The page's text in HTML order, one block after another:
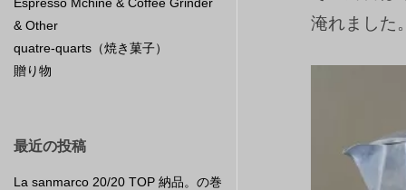
淹れました
Espresso Mchine & Coffee Grinder
& Other
quatre-quarts（焼き菓子）
贈り物
最近の投稿
La sanmarco 20/20 TOP 納品。の巻